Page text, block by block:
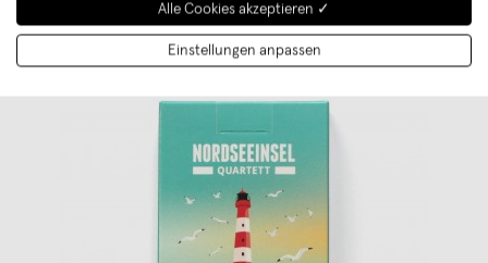
Alle Cookies akzeptieren ✓
Einstellungen anpassen